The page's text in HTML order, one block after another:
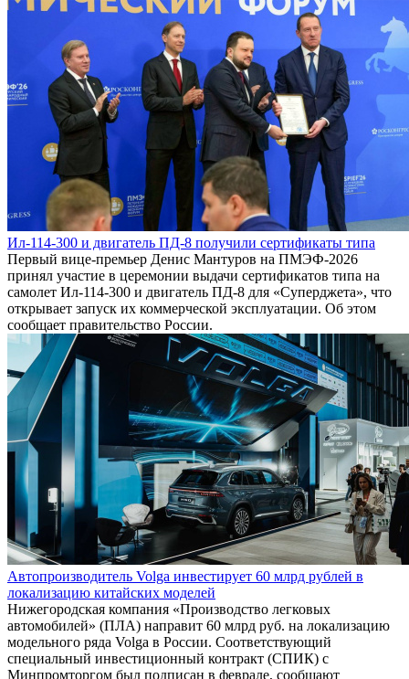
Ил-114-300 и двигатель ПД-8 получили сертификаты типа
Первый вице-премьер Денис Мантуров на ПМЭФ-2026
принял участие в церемонии выдачи сертификатов типа на
самолет Ил-114-300 и двигатель ПД-8 для «Суперджета», что
открывает запуск их коммерческой эксплуатации. Об этом
сообщает правительство России.
Автопроизводитель Volga инвестирует 60 млрд рублей в
локализацию китайских моделей
Нижегородская компания «Производство легковых
автомобилей» (ПЛА) направит 60 млрд руб. на локализацию
модельного ряда Volga в России. Соответствующий
специальный инвестиционный контракт (СПИК) с
Минпромторгом был подписан в феврале, сообщают